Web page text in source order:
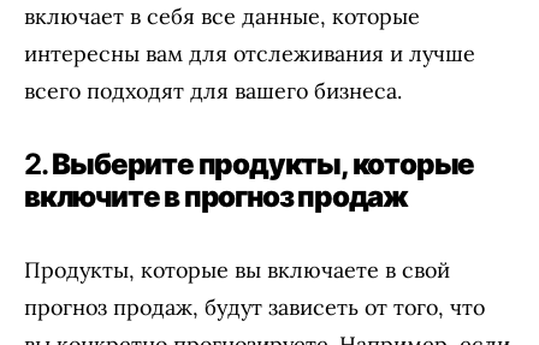
включает в себя все данные, которые
интересны вам для отслеживания и лучше
всего подходят для вашего бизнеса.
2.Выберите продукты, которые
включите в прогноз продаж
Продукты, которые вы включаете в свой
прогноз продаж, будут зависеть от того, что